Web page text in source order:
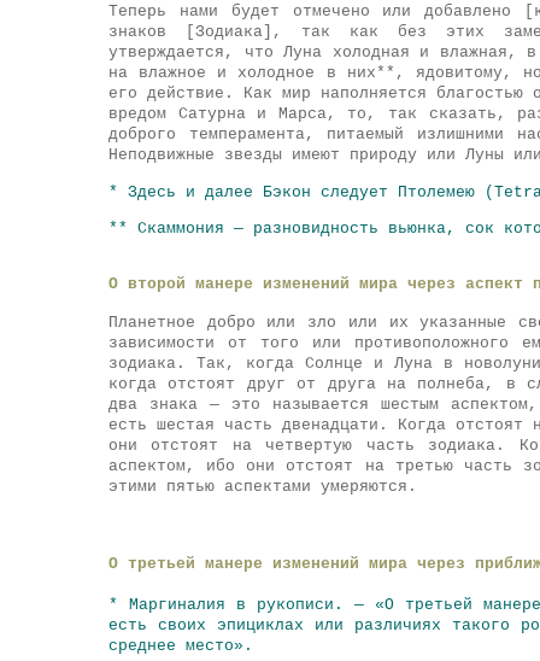
Теперь нами будет отмечено или добавлено
знаков [Зодиака], так как без этих
утверждается, что Луна холодная и влажная,
на влажное и холодное в них**, ядовитому,
его действие. Как мир наполняется
вредом Сатурна и Марса, то, так сказать,
доброго темперамента, питаемый излишними
Неподвижные звезды имеют природу или Луны
* Здесь и далее Бэкон следует Птолемею
** Скаммония — разновидность вьюнка, сок
О второй манере изменений мира через аспект
Планетное добро или зло или их указанные
зависимости от того или противоположного
зодиака. Так, когда Солнце и Луна в
когда отстоят друг от друга на полнеба, в
два знака — это называется шестым
есть шестая часть двенадцати. Когда
они отстоят на четвертую часть зодиака.
аспектом, ибо они отстоят на третью часть
этими пятью аспектами умеряются.
О третьей манере изменений мира через
* Маргиналия в рукописи. — «О третьей
есть своих эпициклах или различиях такого
среднее место».